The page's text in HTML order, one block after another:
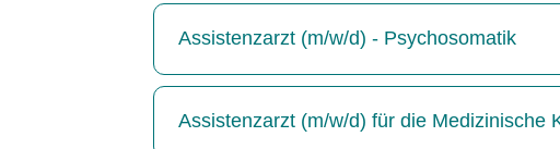
Assistenzarzt (m/w/d) - Psychosomatik
Assistenzarzt (m/w/d) für die Medizinische